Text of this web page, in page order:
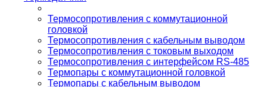
Термосопротивления с коммутационной
головкой
Термосопротивления с кабельным выводом
Термосопротивления с токовым выходом
Термосопротивления с интерфейсом RS-485
Термопары с коммутационной головкой
Термопары с кабельным выводом